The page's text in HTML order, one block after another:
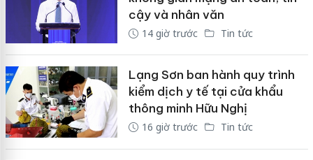
cậy và nhân văn
14 giờ trước Tin tức
Lạng Sơn ban hành quy trình
kiểm dịch y tế tại cửa khẩu
thông minh Hữu Nghị
16 giờ trước Tin tức